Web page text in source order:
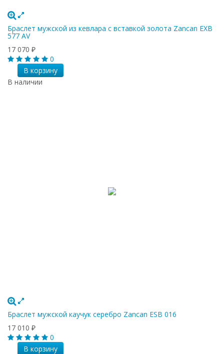
Браслет мужской из кевлара с вставкой золота Zancan EXB
577 AV
17 070 ₽
0
В корзину
В наличии
Браслет мужской каучук серебро Zancan ESB 016
17 010 ₽
0
В корзину